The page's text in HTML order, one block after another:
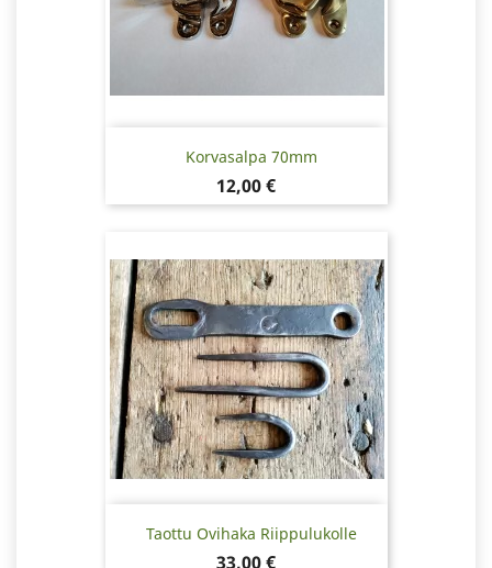
Korvasalpa 70mm
Hinta
12,00 €
Taottu Ovihaka Riippulukolle
Hinta
33,00 €